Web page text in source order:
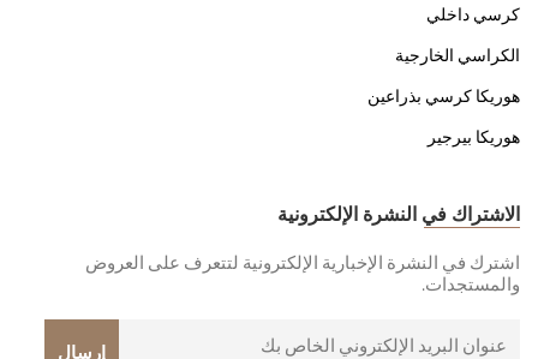
كرسي داخلي
الكراسي الخارجية
هوريكا كرسي بذراعين
هوريكا بيرجير
الاشتراك في النشرة الإلكترونية
اشترك في النشرة الإخبارية الإلكترونية لتتعرف على العروض
والمستجدات.